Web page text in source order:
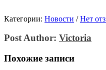
Категории: Новости / Нет
Post Author: Victoria
Похожие записи